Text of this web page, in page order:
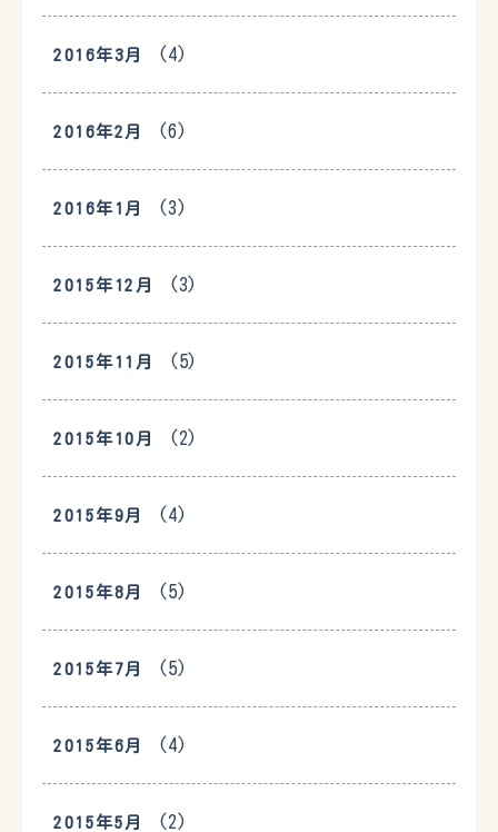
2016年3月 (4)
2016年2月 (6)
2016年1月 (3)
2015年12月 (3)
2015年11月 (5)
2015年10月 (2)
2015年9月 (4)
2015年8月 (5)
2015年7月 (5)
2015年6月 (4)
2015年5月 (2)